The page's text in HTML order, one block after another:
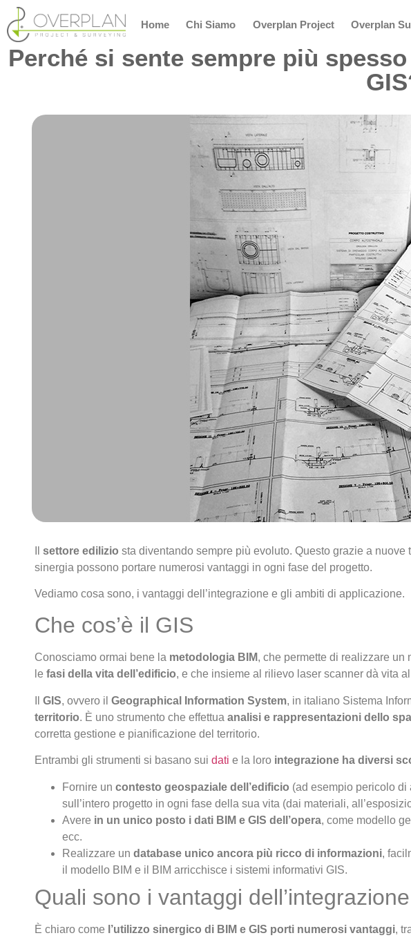
Home Chi Siamo Overplan Project Overplan
Perché si sente sempre più
settore edilizio sta diventando sempre più evoluto. Questo grazie a
sinergia possono portare numerosi vantaggi in ogni fase del progetto.
Vediamo cosa sono, i vantaggi dell’integrazione e gli ambiti di applicazione.
Che cos’è il GIS
Conosciamo ormai bene la metodologia BIM, che permette di realizzare un
le fasi della vita dell’edificio, e che insieme al rilievo laser scanner dà vita
GIS, ovvero il Geographical Information System, in italiano Sistema
territorio. È uno strumento che effettua analisi e rappresentazioni dello
corretta gestione e pianificazione del territorio.
Entrambi gli strumenti si basano sui dati e la loro integrazione ha diversi
Fornire un contesto geospaziale dell’edificio (ad esempio pericolo
sull’intero progetto in ogni fase della sua vita (dai materiali,
Avere in un unico posto i dati BIM e GIS dell’opera, come modello
ecc.
Realizzare un database unico ancora più ricco di informazioni,
il modello BIM e il BIM arricchisce i sistemi informativi GIS.
Quali sono i vantaggi
È chiaro come l’utilizzo sinergico di BIM e GIS porti numerosi vantaggi,